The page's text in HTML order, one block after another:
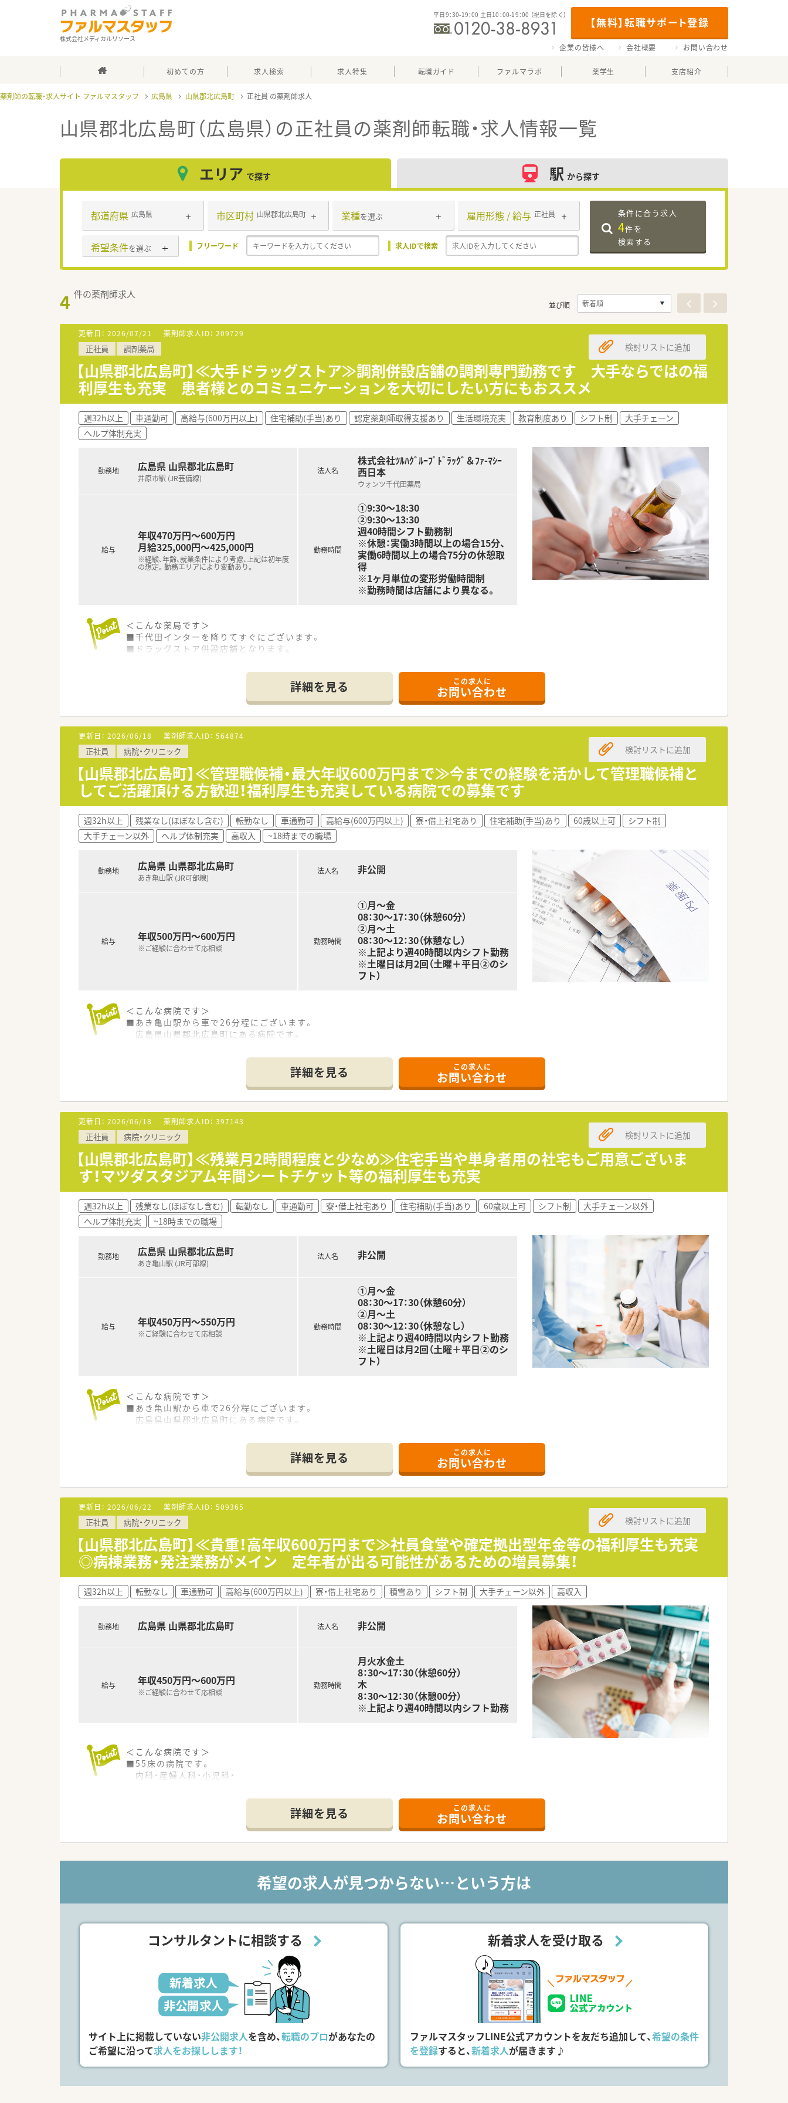
株式会社メディカルリソース
【無料】転職サポート登録
平日9：30-19：00 土日10：00-19：00 （祝日を除く）
企業の皆様へ 会社概要 お問い合わせ
初めての方 求人検索 求人特集 転職ガイド ファルマラボ 薬学生 支店紹介
薬剤師の転職・求人サイト ファルマスタッフ 広島県 山県郡北広島町 正社員
山県郡北広島町（広島県）の正社員の薬剤師転職・求人情報一覧
エリア で探す 駅 から探す
都道府県 広島県 市区町村 山県郡北広島町 業種を選ぶ 雇用形態 / 給与 正社員
希望条件を選ぶ フリーワード 求人IDで検索
条件に合う求人
4件を
検索する
4 件の薬剤師求人
並び順
更新日： 2026/07/21 薬剤師求人ID： 209729
正社員 調剤薬局
【山県郡北広島町】≪大手ドラッグストア≫調剤併設店舗の調剤専門勤務です 大手ならではの福
利厚生も充実 患者様とのコミュニケーションを大切にしたい方にもおススメ
検討リストに追加
週32h以上 車通勤可 高給与(600万円以上) 住宅補助(手当)あり 認定薬剤師取得支援あり 生活環境充実 教育制度あり シフト制
大手チェーン
ヘルプ体制充実
勤務地 広島県 山県郡北広島町
井原市駅 (JR芸備線)
給与
年収470万円～600万円
月給325,000円～425,000円
※経験、年齢、就業条件により考慮、上記は初年度
の想定。勤務エリアにより変動あり。
法人名
株式会社ﾂﾙﾊｸﾞﾙｰﾌﾟﾄﾞﾗｯｸﾞ＆ﾌｧ-ﾏｼｰ
西日本
ウォンツ千代田薬局
勤務時間
①9:30～18:30
②9:30～13:30
週40時間シフト勤務制
※休憩：実働3時間以上の場合15分、
実働6時間以上の場合75分の休憩取
得
※1ヶ月単位の変形労働時間制
※勤務時間は店舗により異なる。
＜こんな薬局です＞
■千代田インターを降りてすぐにございます。
■ドラッグストア併設店舗となります。
■待合スペースには背もたれ付きのソファもあり、
体調がすぐれないお客様にもゆっくりお待ち頂けます。
併設店舗なので、待ち時間の間に買い物を済まされる
患者様もいらっしゃいます。
■薬局近辺に血圧計等も設置しており、
地域の患者様の皆さまの健康をサポートしています。
※配属店舗は面接次第で最終決定となります。
通勤圏内にて当店舗以外での配属となる場合がございます。
＜設備も充実＞
■監査システムなどの調剤設備も導入しており、
リスクマネジメントも徹底しています。
機械化を進める事により、効率よいお仕事が可能となります。
＜業務内容＞
■1日の処方箋枚数は20枚前後です。
■ドラッグストア併設店舗ですが、
調剤薬局業務専任でご勤務頂きます。
e-ラーニングの補助制度もあり資格取得に関しても
会社からのバックアップがございます。
■年間で10店舗以上の新規出店を継続しており、
新卒採用に関しても中国地方で最も入社人数が多い法人です。
薬剤師の平均年齢は33歳です。
調剤業務（調剤・投薬・監査・在宅）がメインとなり、
OTCについての知識も深まるためこれから必要な「マルチの力」が身につきます。
■医療事務との業務分担を行い、薬剤師の業務負担軽減を行っています。
■近隣に店舗数が多く、フォロー体制も整っています。
■働き方改革に沿って、有給休暇消化が促進されています。
■残業については「サービス残業」はございません。
各店舗基本的に残業は少ないため、調剤併設店でも18時半～19時までに
は帰宅できる店舗がほとんどです。
＜こんな方にもオススメ＞
■調剤の経験を積みつつ、OTCも学べる環境に身を置きたい方
■幅広い処方箋に触れて知識向上に努めたい方
等々…
詳細を見る この求人に
お問い合わせ
更新日： 2026/06/18 薬剤師求人ID： 564874
正社員 病院・クリニック
【山県郡北広島町】≪管理職候補・最大年収600万円まで≫今までの経験を活かして管理職候補と
してご活躍頂ける方歓迎！福利厚生も充実している病院での募集です
検討リストに追加
週32h以上 残業なし(ほぼなし含む) 転勤なし 車通勤可 高給与(600万円以上) 寮・借上社宅あり 住宅補助(手当)あり 60歳以上可
シフト制
大手チェーン以外
ヘルプ体制充実 高収入 ~18時までの職場
勤務地 広島県 山県郡北広島町
あき亀山駅 (JR可部線)
給与 年収500万円～600万円
※ご経験に合わせて応相談
法人名 非公開
勤務時間
①月～金
08：30～17：30（休憩60分）
②月～土
08：30～12：30（休憩なし）
※上記より週40時間以内シフト勤務
※土曜日は月2回（土曜＋平日②のシ
フト）
＜こんな病院です＞
■あき亀山駅から車で26分程にございます。
広島県山県郡北広島町にある病院です。
■残業は月2時間程度と残業はほとんどございません。
■今いらっしゃる常勤の方が退職またはパートへ
切り替えを検討しているため、募集している状況です。
■単身者用の社宅や住宅手当もございます。
遠方からのお問い合わせも歓迎です。
転居が必要な方については10万円までの赴任費用が相談可能です。
＜業務内容＞
■病院内の調剤業務や服薬指導を対応頂きます。
＜研修制度＞
■現場でのOJT研修となります。
＜法人特徴＞
その実現のためスタッフ一同、これからも力をあわせ、
微力ながら地域医療に役立つことを目指しております。
■福利厚生も充実しています。
マツダスタジアム年間シートチケット、千代田公園内ジム利用 等
＜こんな方にもオススメ＞
■今までの経験を活かして管理職を目指したい方
■自然豊かな地域で暮らしたい方
詳細を見る この求人に
お問い合わせ
更新日： 2026/06/18 薬剤師求人ID： 397143
正社員 病院・クリニック
【山県郡北広島町】≪残業月2時間程度と少なめ≫住宅手当や単身者用の社宅もご用意ございま
す！マツダスタジアム年間シートチケット等の福利厚生も充実
検討リストに追加
週32h以上 残業なし(ほぼなし含む) 転勤なし 車通勤可 寮・借上社宅あり 住宅補助(手当)あり 60歳以上可 シフト制
大手チェーン以外
ヘルプ体制充実
~18時までの職場
勤務地 広島県 山県郡北広島町
あき亀山駅 (JR可部線)
給与 年収450万円～550万円
※ご経験に合わせて応相談
法人名 非公開
勤務時間
①月～金
08：30～17：30（休憩60分）
②月～土
08：30～12：30（休憩なし）
※上記より週40時間以内シフト勤務
※土曜日は月2回（土曜＋平日②のシ
フト）
＜こんな病院です＞
■あき亀山駅から車で26分程にございます。
広島県山県郡北広島町にある病院です。
■残業は月2時間程度と残業はほとんどございません。
■今いらっしゃる常勤の方が退職またはパートへ
切り替えを検討しているため、募集している状況です。
■単身者用の社宅や住宅手当もございます。
遠方からのお問い合わせも歓迎です。
転居が必要な方については10万円までの赴任費用が相談可能です。
＜業務内容＞
■病院内の調剤業務や服薬指導を対応頂きます。
＜研修制度＞
■現場でのOJT研修となります。
■「安心のある暮し」を念頭において、
その実現のためスタッフ一同、これからも力をあわせ、
マツダスタジアム年間シートチケット、千代田公園内ジム利用 等
詳細を見る この求人に
お問い合わせ
更新日： 2026/06/22 薬剤師求人ID： 509365
正社員 病院・クリニック
【山県郡北広島町】≪貴重！高年収600万円まで≫社員食堂や確定拠出型年金等の福利厚生も充実
◎病棟業務・発注業務がメイン 定年者が出る可能性があるための増員募集！
検討リストに追加
週32h以上 転勤なし 車通勤可 高給与(600万円以上) 寮・借上社宅あり 積雪あり シフト制 大手チェーン以外 高収入
勤務地 広島県 山県郡北広島町
給与 年収450万円～600万円
※ご経験に合わせて応相談
法人名 非公開
勤務時間
月火水金土
8：30～17：30（休憩60分）
木
8：30～12：30（休憩00分）
※上記より週40時間以内シフト勤務
＜こんな病院です＞
■55床の病院です。
内科・産婦人科・小児科・
リハビリテーション科・泌尿器科・
■薬剤師は常勤1名と週1日勤務パートの
計2名が在籍しています。
外来は全て門前の薬局に出しています。
■確定拠出年金を導入しています。
■社員寮もあり、家賃1万5千円で利用できます。
■また社員食堂も有り、1食300円の補助があります。
日曜+木PM+シフトによりどこかPMが
お休みとなるようなシフトとなります。
＜こんな方にもオススメ＞
■福利厚生も充実している病院で働きたい方
等々…
少しでも気になった方はお問い合わせくださいませ
詳細を見る この求人に
お問い合わせ
希望の求人が見つからない…という方は
コンサルタントに相談する
サイト上に掲載していない非公開求人を含め、転職のプロがあなたの
ご希望に沿って求人をお探しします！
新着求人を受け取る
ファルマスタッフLINE公式アカウントを友だち追加して、希望の条件
を登録すると、新着求人が届きます♪